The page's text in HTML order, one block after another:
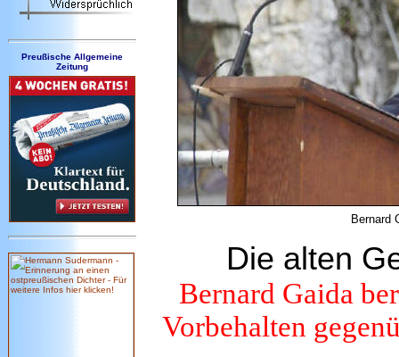
Preußische Allgemeine
Zeitung
Bernard
Die alten
Bernard Gaida
Vorbehalten